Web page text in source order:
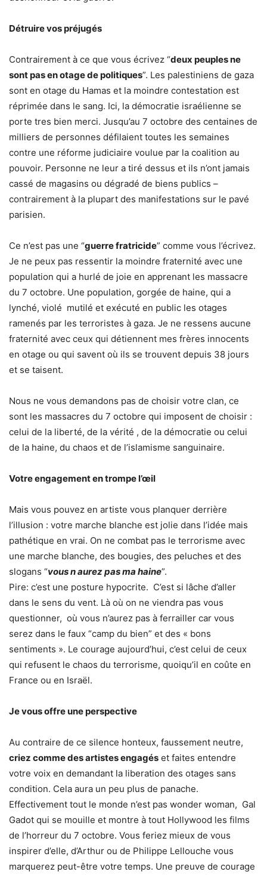
Détruire vos préjugés
Contrairement à ce que vous écrivez “deux peuples ne
sont pas en otage de politiques”. Les palestiniens de gaza
sont en otage du Hamas et la moindre contestation est
réprimée dans le sang. Ici, la démocratie israélienne se
porte tres bien merci. Jusqu’au 7 octobre des centaines de
milliers de personnes défilaient toutes les semaines
contre une réforme judiciaire voulue par la coalition au
pouvoir. Personne ne leur a tiré dessus et ils n’ont jamais
cassé de magasins ou dégradé de biens publics –
contrairement à la plupart des manifestations sur le pavé
parisien.
Ce n’est pas une “guerre fratricide” comme vous l’écrivez.
Je ne peux pas ressentir la moindre fraternité avec une
population qui a hurlé de joie en apprenant les massacre
du 7 octobre. Une population, gorgée de haine, qui a
lynché, violé mutilé et exécuté en public les otages
ramenés par les terroristes à gaza. Je ne ressens aucune
fraternité avec ceux qui détiennent mes frères innocents
en otage ou qui savent où ils se trouvent depuis 38 jours
et se taisent.
Nous ne vous demandons pas de choisir votre clan, ce
sont les massacres du 7 octobre qui imposent de choisir :
celui de la liberté, de la vérité , de la démocratie ou celui
de la haine, du chaos et de l’islamisme sanguinaire.
Votre engagement en trompe l’œil
Mais vous pouvez en artiste vous planquer derrière
l’illusion : votre marche blanche est jolie dans l’idée mais
pathétique en vrai. On ne combat pas le terrorisme avec
une marche blanche, des bougies, des peluches et des
slogans “vous n aurez pas ma haine”.
Pire: c’est une posture hypocrite. C’est si lâche d’aller
dans le sens du vent. Là où on ne viendra pas vous
questionner, où vous n’aurez pas à ferrailler car vous
serez dans le faux “camp du bien” et des « bons
sentiments ». Le courage aujourd’hui, c’est celui de ceux
qui refusent le chaos du terrorisme, quoiqu’il en coûte en
France ou en Israël.
Je vous offre une perspective
Au contraire de ce silence honteux, faussement neutre,
criez comme des artistes engagés et faites entendre
votre voix en demandant la liberation des otages sans
condition. Cela aura un peu plus de panache.
Effectivement tout le monde n’est pas wonder woman, Gal
Gadot qui se mouille et montre à tout Hollywood les films
de l’horreur du 7 octobre. Vous feriez mieux de vous
inspirer d’elle, d’Arthur ou de Philippe Lellouche vous
marquerez peut-être votre temps. Une preuve de courage